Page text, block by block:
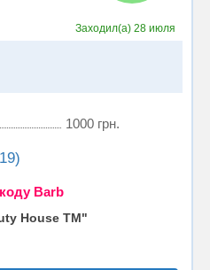
Заходил(а)28 июля
1000 грн.
Barb
House TM"